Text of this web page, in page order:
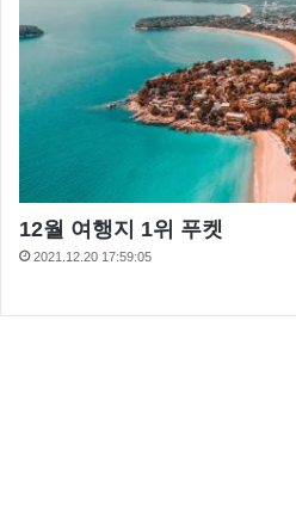
12월 여행지 1위 푸켓
2021.12.20 17:59:05